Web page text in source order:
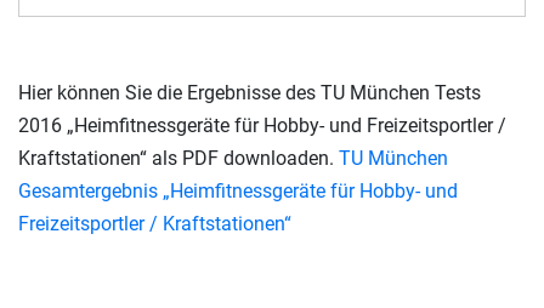
Hier können Sie die Ergebnisse des TU München Tests
2016 „Heimfitnessgeräte für Hobby- und Freizeitsportler /
Kraftstationen“ als PDF downloaden. TU München
Gesamtergebnis „Heimfitnessgeräte für Hobby- und
Freizeitsportler / Kraftstationen“